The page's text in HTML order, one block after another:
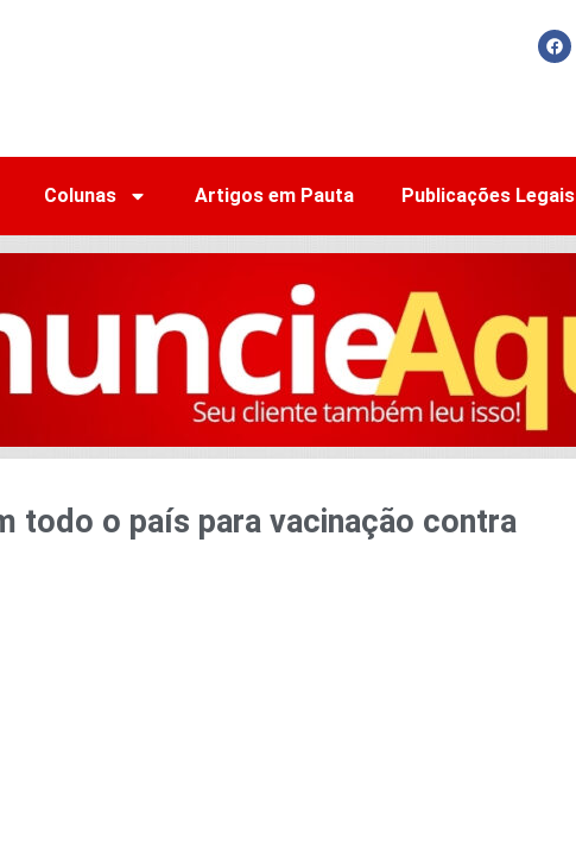
Colunas Artigos em Pauta Publicações Legais
todo o país para vacinação contra